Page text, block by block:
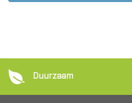
Duurzaam